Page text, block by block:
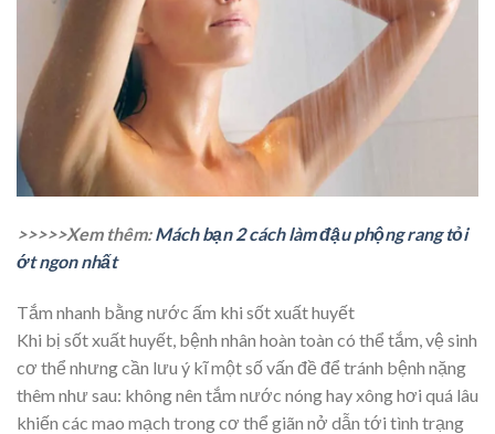
>>>>>Xem thêm:Mách bạn 2 cách làm đậu phộng rang tỏi
ớt ngon nhất
Tắm nhanh bằng nước ấm khi sốt xuất huyết
Khi bị sốt xuất huyết, bệnh nhân hoàn toàn có thể tắm, vệ sinh
cơ thể nhưng cần lưu ý kĩ một số vấn đề để tránh bệnh nặng
thêm như sau: không nên tắm nước nóng hay xông hơi quá lâu
khiến các mao mạch trong cơ thể giãn nở dẫn tới tình trạng